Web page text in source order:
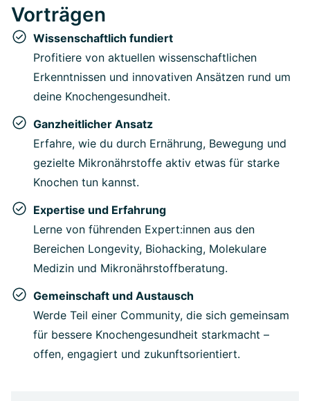
Vorträgen
Wissenschaftlich fundiert
Profitiere von aktuellen wissenschaftlichen
Erkenntnissen und innovativen Ansätzen rund um
deine Knochengesundheit.
Ganzheitlicher Ansatz
Erfahre, wie du durch Ernährung, Bewegung und
gezielte Mikronährstoffe aktiv etwas für starke
Knochen tun kannst.
Expertise und Erfahrung
Lerne von führenden Expert:innen aus den
Bereichen Longevity, Biohacking, Molekulare
Medizin und Mikronährstoffberatung.
Gemeinschaft und Austausch
Werde Teil einer Community, die sich gemeinsam
für bessere Knochengesundheit starkmacht –
offen, engagiert und zukunftsorientiert.